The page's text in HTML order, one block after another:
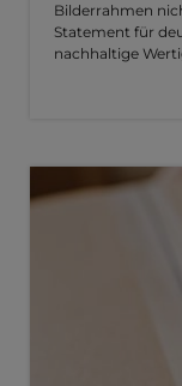
Bilderrahmen
Statement für
nachhaltige